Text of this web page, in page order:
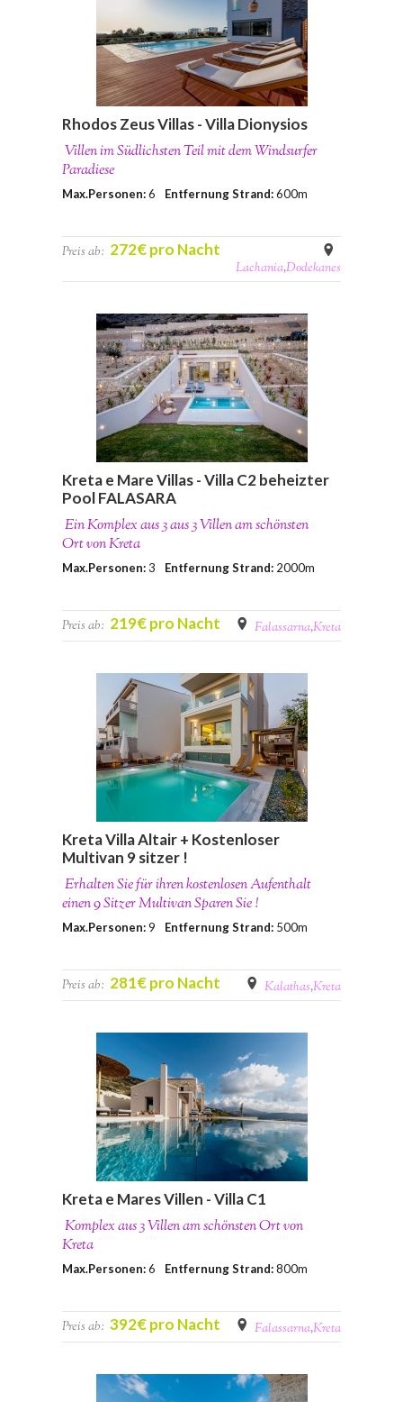
Rhodos Zeus Villas - Villa Dionysios
Villen im Südlichsten Teil mit dem Windsurfer
Paradiese
Max.Personen:6 Entfernung Strand:600m
Preis ab: 272€ pro Nacht
Lachania,Dodekanes
Kreta e Mare Villas - Villa C2 beheizter
Pool FALASARA
Ein Komplex aus 3 aus 3 Villen am schönsten
Ort von Kreta
Max.Personen:3 Entfernung Strand: 2000m
Preis ab: 219€ pro Nacht Falassarna,Kreta
Kreta Villa Altair + Kostenloser
Multivan 9 sitzer !
Erhalten Sie für ihren kostenlosen Aufenthalt
einen 9 Sitzer Multivan Sparen Sie !
Max.Personen:9 Entfernung Strand: 500m
Preis ab: 281€ pro Nacht Kalathas,Kreta
Kreta e Mares Villen - Villa C1
Komplex aus 3 Villen am schönsten Ort von
Kreta
Max.Personen:6 Entfernung Strand:800m
Preis ab: 392€ pro Nacht Falassarna,Kreta